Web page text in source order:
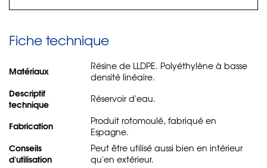
Fiche technique
Matériaux
Résine de LLDPE. Polyéthylène à basse
densité linéaire.
Descriptif
technique
Réservoir d'eau.
Fabrication
Produit rotomoulé, fabriqué en
Espagne.
Conseils
d'utilisation
Peut être utilisé aussi bien en intérieur
qu'en extérieur.